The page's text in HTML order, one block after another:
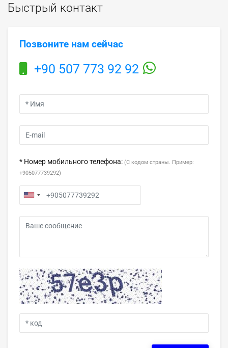
Быстрый контакт
Позвоните нам сейчас
+90 507 773 92 92
* Номер мобильного телефона: (С кодом страны. Пример:
+905077739292)